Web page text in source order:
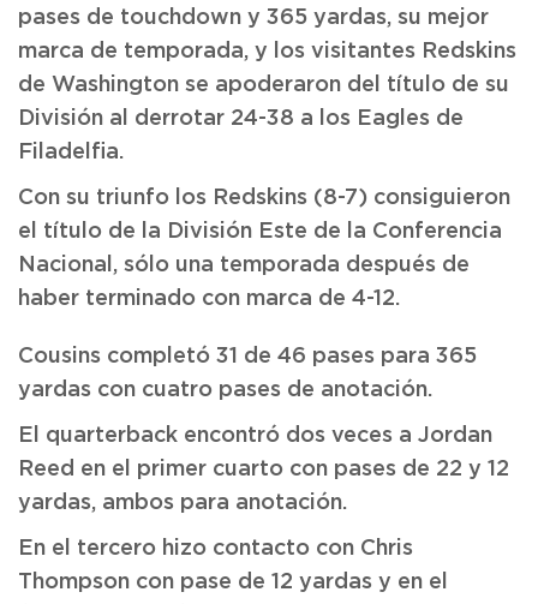
pases de touchdown y 365 yardas, su mejor
marca de temporada, y los visitantes Redskins
de Washington se apoderaron del título de su
División al derrotar 24-38 a los Eagles de
Filadelfia.
Con su triunfo los Redskins (8-7) consiguieron
el título de la División Este de la Conferencia
Nacional, sólo una temporada después de
haber terminado con marca de 4-12.
Cousins completó 31 de 46 pases para 365
yardas con cuatro pases de anotación.
El quarterback encontró dos veces a Jordan
Reed en el primer cuarto con pases de 22 y 12
yardas, ambos para anotación.
En el tercero hizo contacto con Chris
Thompson con pase de 12 yardas y en el